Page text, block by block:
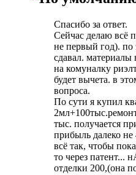
Спасибо за ответ.
Сейчас делаю всё
не первый год). по
сдавал.
на комуналку
будет вычета. в
вопроса.
По сути я купил
тыс. получается
прибыль далеко
всё так, чтобы
то через
отделки 200,(она